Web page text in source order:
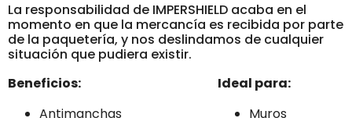
La responsabilidad de IMPERSHIELD acaba en el
momento en que la mercancía es recibida por parte
de la paquetería, y nos deslindamos de cualquier
situación que pudiera existir.
Beneficios:
Antimanchas
Ideal para:
Muros